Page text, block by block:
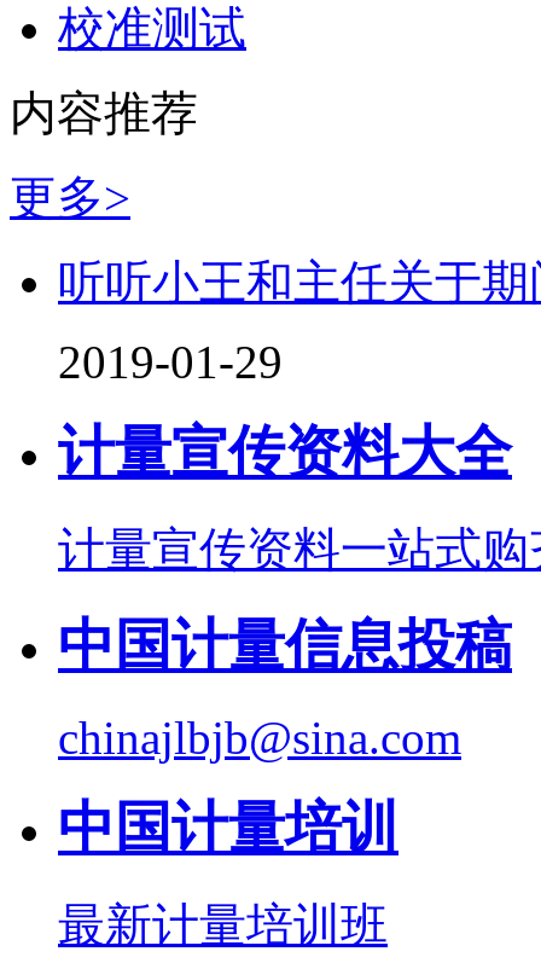
校准测试
内容推荐
更多>
听听小王和主任关于
2019-01-29
计量宣传资料大全
计量宣传资料一站式购
中国计量信息投稿
chinajlbjb@sina.com
中国计量培训
最新计量培训班